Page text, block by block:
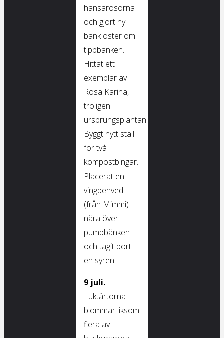
hansarosorna
och gjort ny
bänk öster om
tippbänken.
Hittat ett
exemplar av
Rosa Karina,
troligen
ursprungsplantan.
Byggt nytt ställ
för två
kompostbingar.
Placerat en
vingbenved
(från Mimmi)
nära över
pumpbänken
och tagit bort
en syren.
9 juli.
Luktärtorna
blommar liksom
flera av